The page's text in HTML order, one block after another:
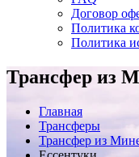
Договор
Политика
Политика
Трансфер из
Главная
Трансферы
Трансфер из